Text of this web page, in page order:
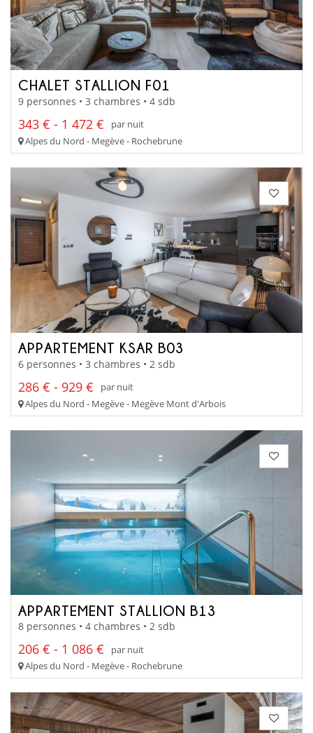
CHALET STALLION F01
9 personnes • 3 chambres • 4 sdb
343 € - 1 472 €
par nuit
Alpes du Nord - Megève - Rochebrune
APPARTEMENT KSAR B03
6 personnes • 3 chambres • 2 sdb
286 € - 929 €
par nuit
Alpes du Nord - Megève - Megève Mont d'Arbois
APPARTEMENT STALLION B13
8 personnes • 4 chambres • 2 sdb
206 € - 1 086 €
par nuit
Alpes du Nord - Megève - Rochebrune